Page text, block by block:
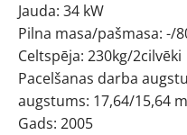
Jauda: 34 kW
Pilna masa/pašmasa: -/
Celtspēja: 230kg/2cilvēki
Pacelšanas darba
augstums: 17,64/15,64 m
Gads: 2005